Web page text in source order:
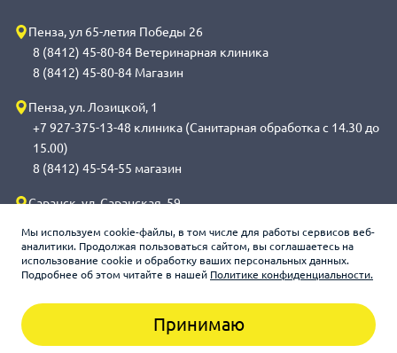
Мы используем cookie-файлы, в том числе для работы сервисов веб-
аналитики. Продолжая пользоваться сайтом, вы соглашаетесь на
использование cookie и обработку ваших персональных данных.
Подробнее об этом читайте в нашей Политике конфиденциальности.
Принимаю
Пенза, ул 65-летия Победы 26
8 (8412) 45-80-84 Ветеринарная клиника
8 (8412) 45-80-84 Магазин
Пенза, ул. Лозицкой, 1
+7 927-375-13-48 клиника (Санитарная обработка с 14.30 до
15.00)
8 (8412) 45-54-55 магазин
Саранск, ул. Саранская, 59
обработка с 14.00 до 14.30)
8 (8342) 272-275 магазин
Зооцентр «Счастливый слон», 2026